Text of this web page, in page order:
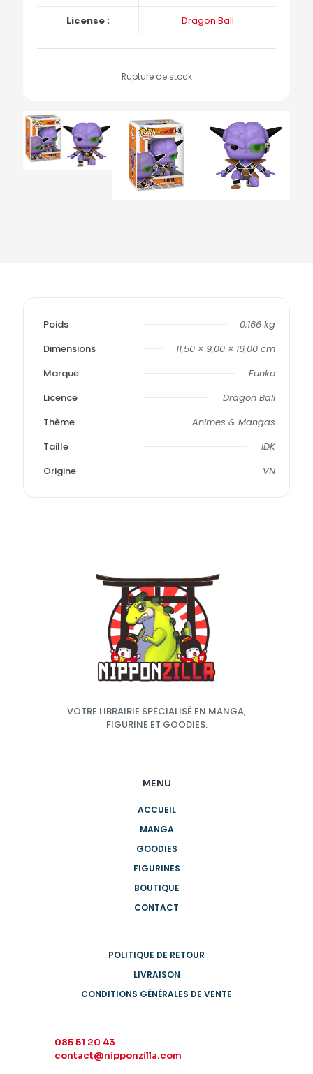
License : Dragon Ball
Rupture de stock
Poids
0,166 kg
Dimensions
11,50 × 9,00 × 16,00 cm
Marque
Funko
Licence
Dragon Ball
Thème
Animes & Mangas
Taille
IDK
Origine
VN
VOTRE LIBRAIRIE SPÉCIALISÉ EN MANGA,
FIGURINE ET GOODIES.
MENU
ACCUEIL
MANGA
GOODIES
FIGURINES
BOUTIQUE
CONTACT
POLITIQUE DE RETOUR
LIVRAISON
CONDITIONS GÉNÉRALES DE VENTE
085 51 20 43
contact@nipponzilla.com